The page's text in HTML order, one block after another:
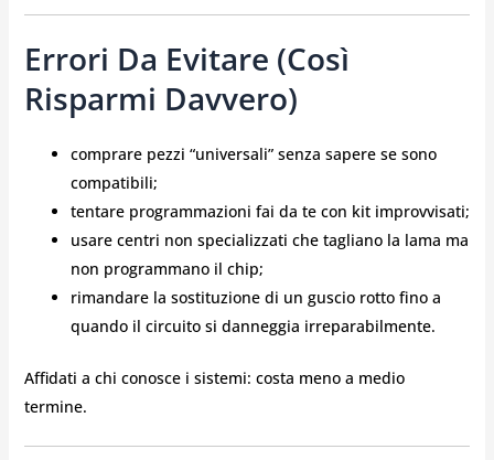
Errori Da Evitare (così
Risparmi Davvero)
comprare pezzi “universali” senza sapere se sono
compatibili;
tentare programmazioni fai da te con kit improvvisati;
usare centri non specializzati che tagliano la lama ma
non programmano il chip;
rimandare la sostituzione di un guscio rotto fino a
quando il circuito si danneggia irreparabilmente.
Affidati a chi conosce i sistemi: costa meno a medio
termine.